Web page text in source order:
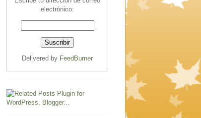
electrónico:
Delivered by FeedBurner